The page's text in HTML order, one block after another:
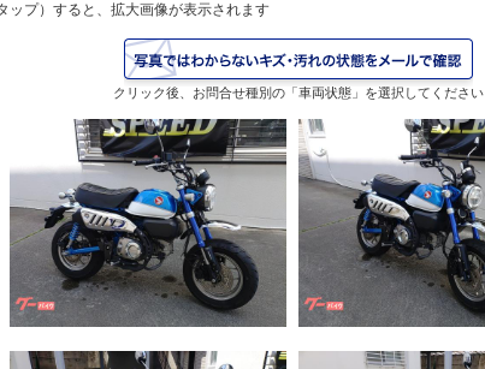
ップ）すると、拡大画像が表示されます
クリック後、お問合せ種別の「車両状態」を選択してください